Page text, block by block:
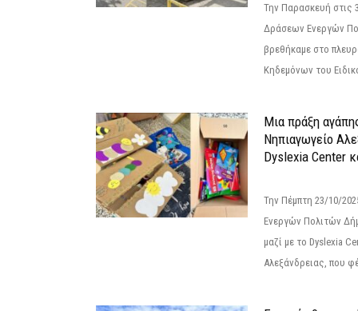
Την Παρασκευή
Δράσεων Ενεργών
βρεθήκαμε στο
Κηδεμόνων του
Μια πράξη
Νηπιαγωγείο
Dyslexia Center
Την Πέμπτη 23/10/
Ενεργών Πολιτών
μαζί με το Dyslexia
Αλεξάνδρειας, που